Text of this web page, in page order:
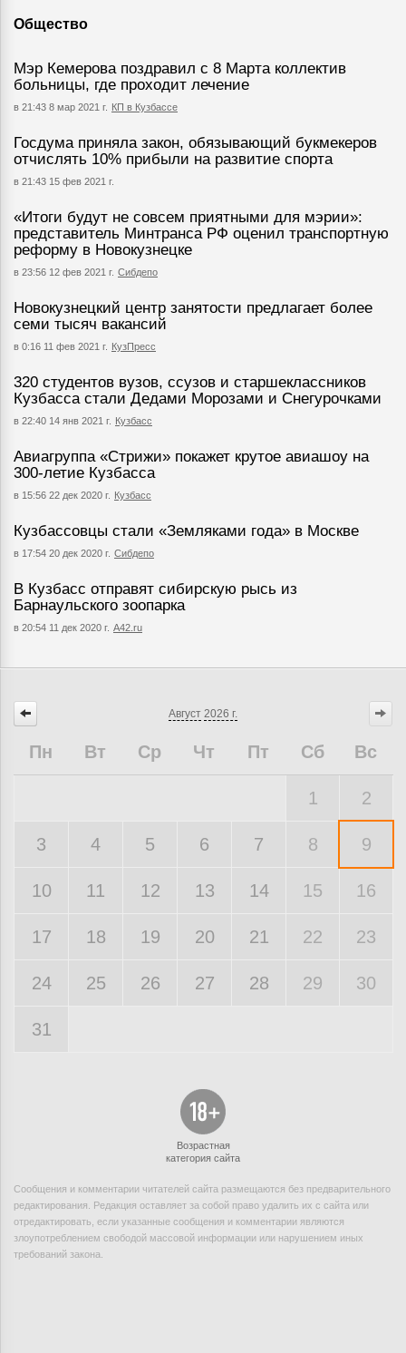
Общество
Мэр Кемерова поздравил с 8 Марта коллектив
больницы, где проходит лечение
в 21:43 8 мар 2021 г. КП в Кузбассе
Госдума приняла закон, обязывающий букмекеров
отчислять 10% прибыли на развитие спорта
в 21:43 15 фев 2021 г.
«Итоги будут не совсем приятными для мэрии»:
представитель Минтранса РФ оценил транспортную
реформу в Новокузнецке
в 23:56 12 фев 2021 г. Сибдепо
Новокузнецкий центр занятости предлагает более
семи тысяч вакансий
в 0:16 11 фев 2021 г. КузПресс
320 студентов вузов, ссузов и старшеклассников
Кузбасса стали Дедами Морозами и Снегурочками
в 22:40 14 янв 2021 г. Кузбасс
Авиагруппа «Стрижи» покажет крутое авиашоу на
300-летие Кузбасса
в 15:56 22 дек 2020 г. Кузбасс
Кузбассовцы стали «Земляками года» в Москве
в 17:54 20 дек 2020 г. Сибдепо
В Кузбасс отправят сибирскую рысь из
Барнаульского зоопарка
в 20:54 11 дек 2020 г. А42.ru
Август 2026 г.
Пн Вт Ср Чт Пт Сб Вс
1 2
3 4 5 6 7 8 9
10 11 12 13 14 15 16
17 18 19 20 21 22 23
24 25 26 27 28 29 30
31
Возрастная
категория сайта
Сообщения и комментарии читателей сайта размещаются без предварительного
редактирования. Редакция оставляет за собой право удалить их с сайта или
отредактировать, если указанные сообщения и комментарии являются
злоупотреблением свободой массовой информации или нарушением иных
требований закона.